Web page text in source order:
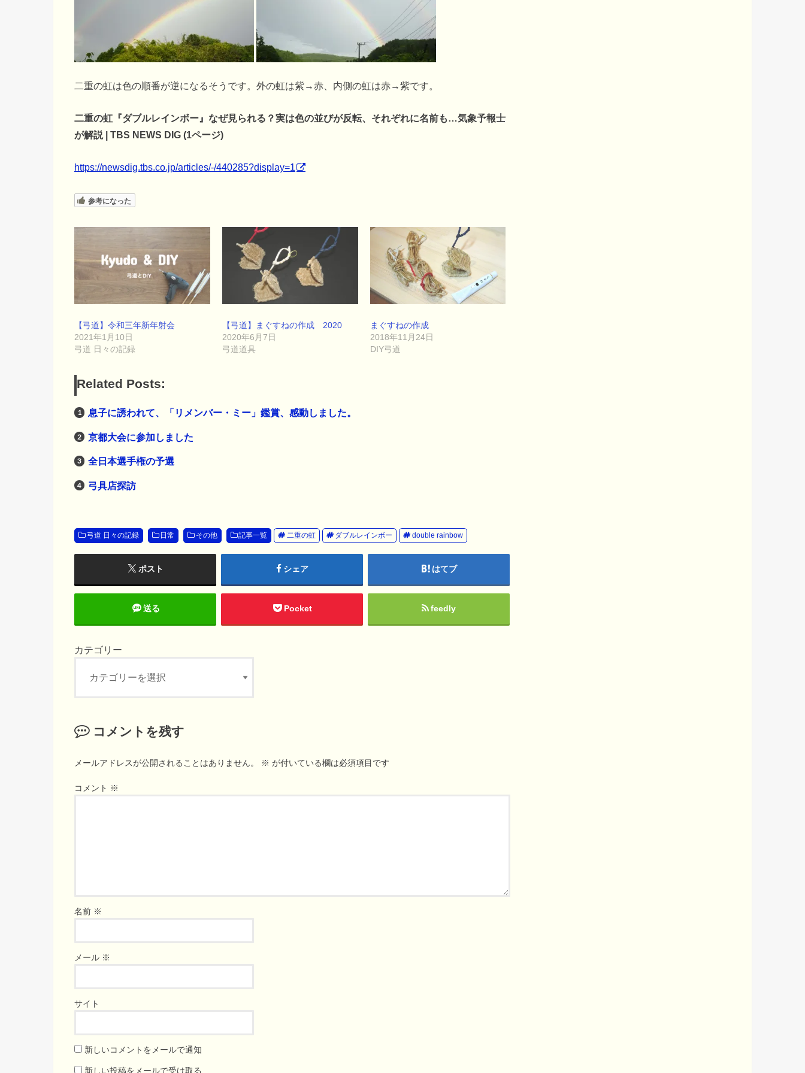
二重の虹は色の順番が逆になるそうです。外の虹は紫→赤、内側の虹は赤→紫です。
二重の虹『ダブルレインボー』なぜ見られる？実は色の並びが反転、それぞれに名前も…気象予報士
が解説 | TBS NEWS DIG (1ページ)
https://newsdig.tbs.co.jp/articles/-/440285?display=1
参考になった
【弓道】令和三年新年射会
2021年1月10日
弓道 日々の記録
【弓道】まぐすねの作成 2020
2020年6月7日
弓道道具
まぐすねの作成
2018年11月24日
DIY弓道
Related Posts:
息子に誘われて、「リメンバー・ミー」鑑賞、感動しました。
京都大会に参加しました
全日本選手権の予選
弓具店探訪
弓道 日々の記録 日常 その他 記事一覧 二重の虹 ダブルレインボー double rainbow
ポスト シェア はてブ
送る Pocket feedly
カテゴリー
コメントを残す
メールアドレスが公開されることはありません。 ※ が付いている欄は必須項目です
コメント ※
名前 ※
メール ※
サイト
新しいコメントをメールで通知
新しい投稿をメールで受け取る